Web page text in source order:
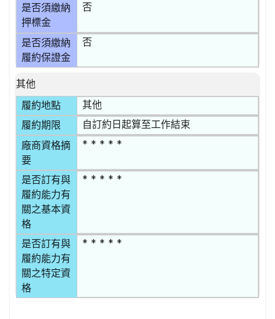
是否須繳納
押標金
否
是否須繳納
履約保證金
否
其他
履約地點
其他
履約期限 自訂約日起算至工作結束
廠商資格摘
要
* * * * *
是否訂有與
履約能力有
關之基本資
格
* * * * *
是否訂有與
履約能力有
關之特定資
格
* * * * *